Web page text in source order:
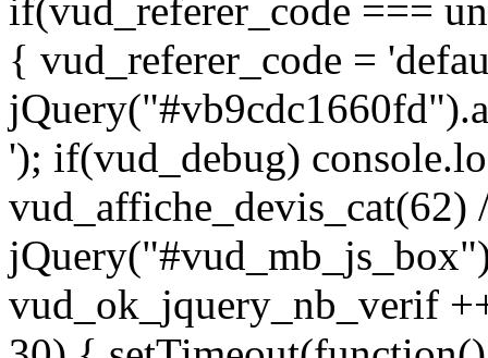
if(vud_referer_code ===
{ vud_referer_code =
'); if(vud_debug)
vud_affiche_devis_cat(62)
vud_ok_jquery_nb_verif